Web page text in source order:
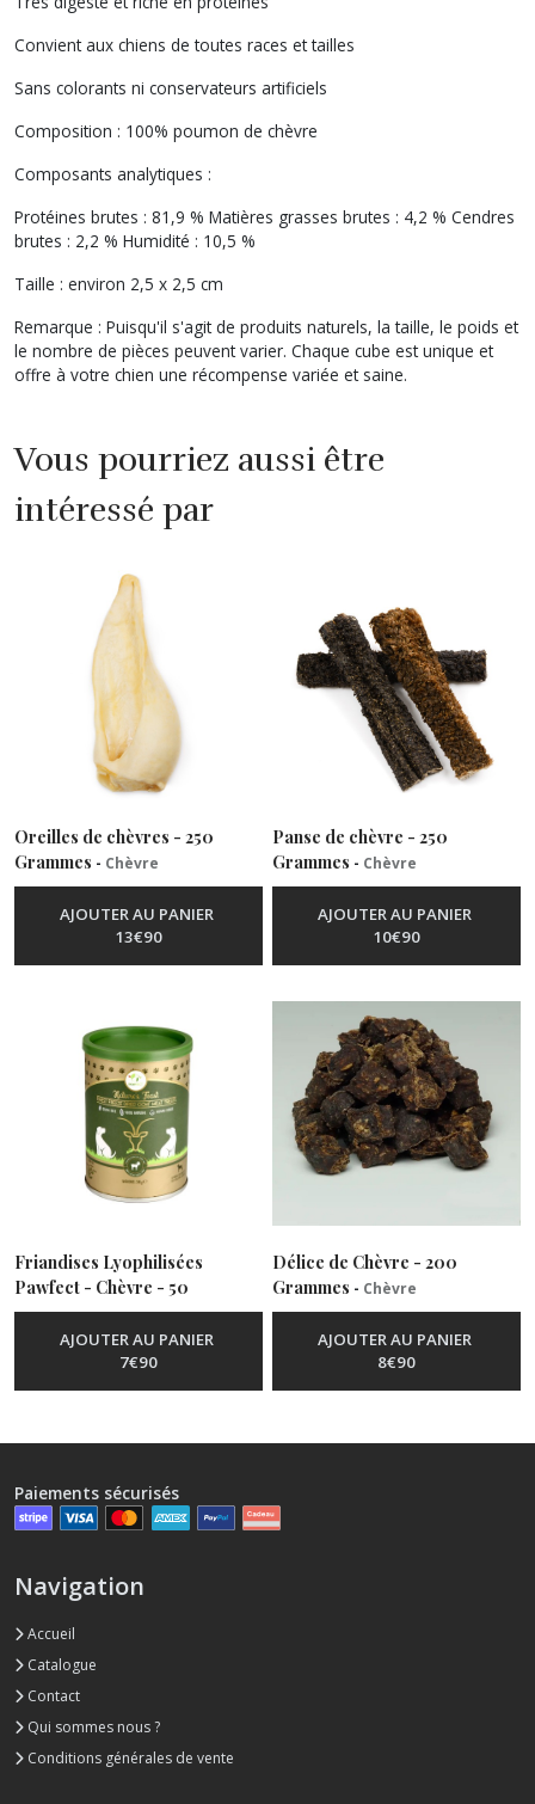
Convient aux chiens de toutes races et tailles
Sans colorants ni conservateurs artificiels
Composition : 100% poumon de chèvre
Composants analytiques :
Protéines brutes : 81,9 % Matières grasses brutes : 4,2 % Cendres
brutes : 2,2 % Humidité : 10,5 %
Taille : environ 2,5 x 2,5 cm
Remarque : Puisqu'il s'agit de produits naturels, la taille, le poids et
le nombre de pièces peuvent varier. Chaque cube est unique et
offre à votre chien une récompense variée et saine.
Vous pourriez aussi être
intéressé par
Oreilles de chèvres - 250
Grammes - Chèvre
AJOUTER AU PANIER
13€90
Panse de chèvre - 250
Grammes - Chèvre
AJOUTER AU PANIER
10€90
Friandises Lyophilisées
Pawfect - Chèvre - 50
Grammes-Chèvre
AJOUTER AU PANIER
7€90
Délice de Chèvre - 200
Grammes - Chèvre
AJOUTER AU PANIER
8€90
Paiements sécurisés
Navigation
Accueil
Catalogue
Contact
Qui sommes nous ?
Conditions générales de vente